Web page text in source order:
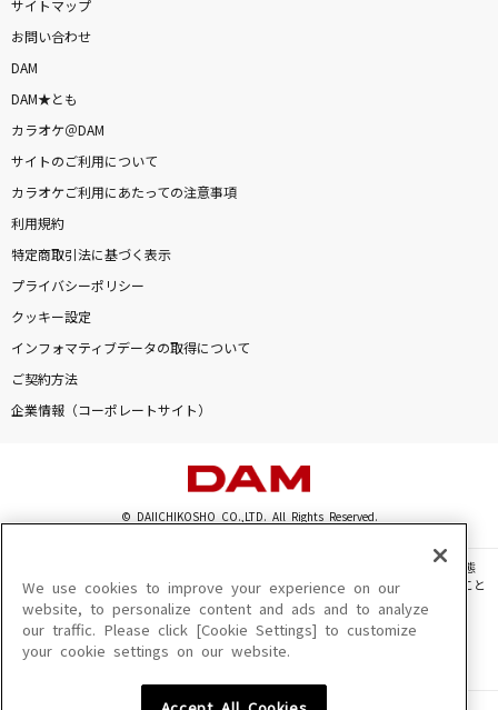
サイトマップ
お問い合わせ
DAM
DAM★とも
カラオケ＠DAM
サイトのご利用について
カラオケご利用にあたっての注意事項
利用規約
特定商取引法に基づく表示
プライバシーポリシー
クッキー設定
インフォマティブデータの取得について
ご契約方法
企業情報（コーポレートサイト）
© DAIICHIKOSHO CO.,LTD. All Rights Reserved.
このサイトに掲載されている一切の文章・画像・写真・動画・音声等を、手段や形態
を問わず、著作権法の定める範囲を超えて無断で複製、転載、ファイル化などすること
を禁じます。
楽曲及びコンテンツは、機種によりご利用いただけない場合があります。
楽曲及びコンテンツの配信日、配信内容が変更になる場合があります。
We use cookies to improve your experience on our
website, to personalize content and ads and to analyze
our traffic. Please click [Cookie Settings] to customize
your cookie settings on our website.